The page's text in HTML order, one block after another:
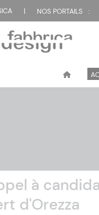
| NOS PORTAILS :
à
d'Orezza